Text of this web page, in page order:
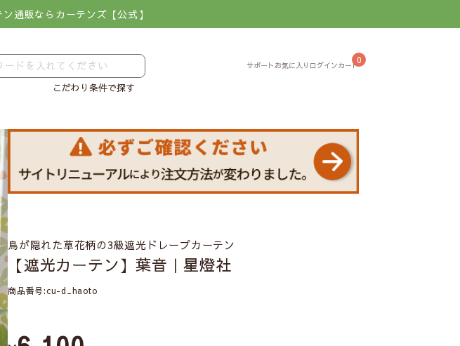
通販ならカーテンズ【公式】
こだわり条件で探す
0
鳥が隠れた草花柄の3級遮光ドレープカーテン
【遮光カーテン】葉音｜星燈社
商品番号 cu-d_haoto